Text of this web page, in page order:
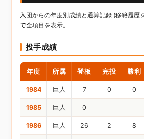
入団からの年度別成績と通算記録 (移籍履歴
で全項目を表示。
投手成績
年度 所属 登板 完投 勝利
1984 巨人 7 0 0
1985 巨人 0
1986 巨人 26 2 8